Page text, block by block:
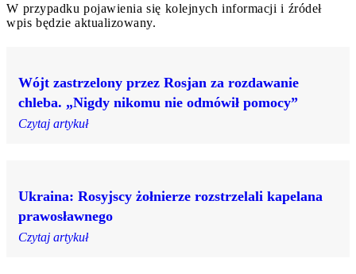
W przypadku pojawienia się kolejnych informacji i źródeł
wpis będzie aktualizowany.
Wójt zastrzelony przez Rosjan za rozdawanie
chleba. „Nigdy nikomu nie odmówił pomocy”
Czytaj artykuł
Ukraina: Rosyjscy żołnierze rozstrzelali kapelana
prawosławnego
Czytaj artykuł